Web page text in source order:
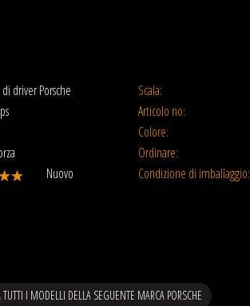
driver Porsche Scala:
Articolo no:
Colore:
Ordinare:
Nuovo Condizione di imballaggio:
I MODELLI DELLA SEGUENTE MARCA PORSCHE